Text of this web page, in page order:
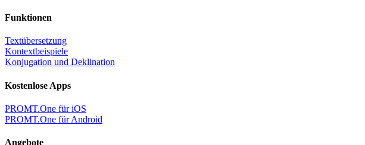
Funktionen
Textübersetzung
Kontextbeispiele
Konjugation und Deklination
Kostenlose Apps
PROMT.One für iOS
PROMT.One für Android
Angebote